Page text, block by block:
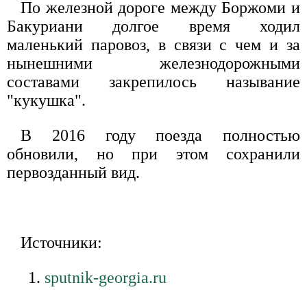
По железной дороге между Боржоми и
Бакуриани долгое время ходил
маленький паровоз, в связи с чем и за
нынешними железнодорожными
составами закрепилось называние
"кукушка".
В 2016 году поезда полностью
обновили, но при этом сохранили
первозданный вид.
Источники:
sputnik-georgia.ru